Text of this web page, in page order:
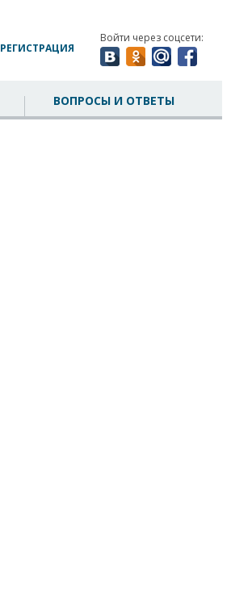
РЕГИСТРАЦИЯ
Войти через соцсети:
ВОПРОСЫ И ОТВЕТЫ